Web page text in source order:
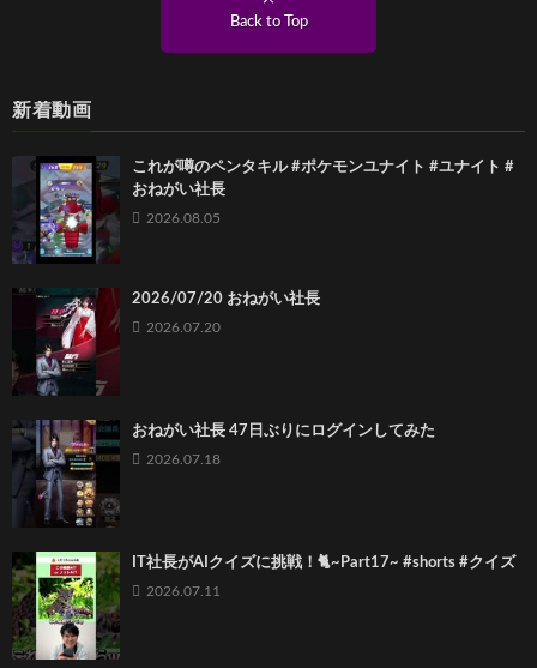
Back to Top
新着動画
これが噂のペンタキル #ポケモンユナイト #ユナイト #
おねがい社長
2026.08.05
2026/07/20 おねがい社長
2026.07.20
おねがい社長 47日ぶりにログインしてみた
2026.07.18
IT社長がAIクイズに挑戦！🐈~Part17~ #shorts #クイズ
2026.07.11